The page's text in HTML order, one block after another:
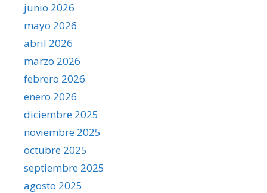
junio 2026
mayo 2026
abril 2026
marzo 2026
febrero 2026
enero 2026
diciembre 2025
noviembre 2025
octubre 2025
septiembre 2025
agosto 2025